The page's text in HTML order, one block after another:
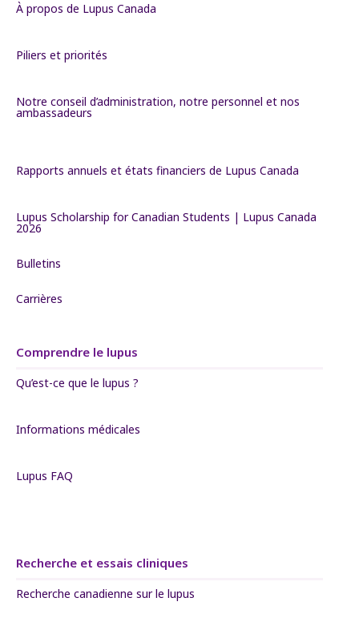
À propos de Lupus Canada
Piliers et priorités
Notre conseil d’administration, notre personnel et nos
ambassadeurs
Rapports annuels et états financiers de Lupus Canada
Lupus Scholarship for Canadian Students | Lupus Canada
2026
Bulletins
Carrières
Comprendre le lupus
Qu’est-ce que le lupus ?
Informations médicales
Lupus FAQ
Recherche et essais cliniques
Recherche canadienne sur le lupus